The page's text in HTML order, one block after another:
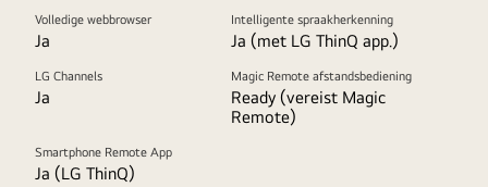
Volledige webbrowser
Ja
Intelligente spraakherkenning
Ja (met LG ThinQ app.)
LG Channels
Ja
Magic Remote afstandsbediening
Ready (vereist Magic
Remote)
Smartphone Remote App
Ja (LG ThinQ)